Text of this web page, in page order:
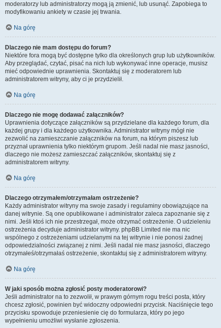
moderatorzy lub administratorzy mogą ją zmienić, lub usunąć. Zapobiega to
modyfikowaniu ankiety w czasie jej trwania.
Na górę
Dlaczego nie mam dostępu do forum?
Niektóre fora mogą być dostępne tylko dla określonych grup lub użytkowników.
Aby przeglądać, czytać, pisać na nich lub wykonywać inne operacje, musisz
mieć odpowiednie uprawnienia. Skontaktuj się z moderatorem lub
administratorem witryny, aby ci je przydzielił.
Na górę
Dlaczego nie mogę dodawać załączników?
Uprawnienia dotyczące załączników są przydzielane dla każdego forum, dla
każdej grupy i dla każdego użytkownika. Administrator witryny mógł nie
zezwolić na zamieszczanie załączników na forum, na którym piszesz lub
przyznał uprawnienia tylko niektórym grupom. Jeśli nadal nie masz jasności,
dlaczego nie możesz zamieszczać załączników, skontaktuj się z
administratorem witryny.
Na górę
Dlaczego otrzymałem/otrzymałam ostrzeżenie?
Każdy administrator witryny ma swoje zasady i regulaminy obowiązujące na
danej witrynie. Są one opublikowane i administrator zaleca zapoznanie się z
nimi. Jeśli ktoś ich nie przestrzegał, może otrzymać ostrzeżenie. O udzieleniu
ostrzeżenia decyduje administrator witryny. phpBB Limited nie ma nic
wspólnego z ostrzeżeniami udzielanymi na tej witrynie i nie ponosi żadnej
odpowiedzialności związanej z nimi. Jeśli nadal nie masz jasności, dlaczego
otrzymałeś/otrzymałaś ostrzeżenie, skontaktuj się z administratorem witryny.
Na górę
W jaki sposób można zgłosić posty moderatorowi?
Jeśli administrator na to zezwolił, w prawym górnym rogu treści posta, który
chcesz zgłosić, powinien być widoczny odpowiedni przycisk. Naciśnięcie tego
przycisku spowoduje przeniesienie cię do formularza, który po jego
wypełnieniu umożliwi wysłanie zgłoszenia.